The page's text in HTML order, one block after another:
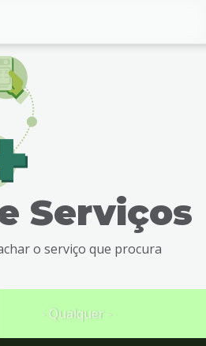
Serviços
o serviço que procura
- Qualquer -